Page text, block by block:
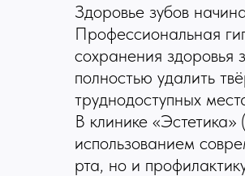
Здоровье зубов
Профессиональная
сохранения
полностью удалить
труднодоступных
В клинике
использованием
рта, но и